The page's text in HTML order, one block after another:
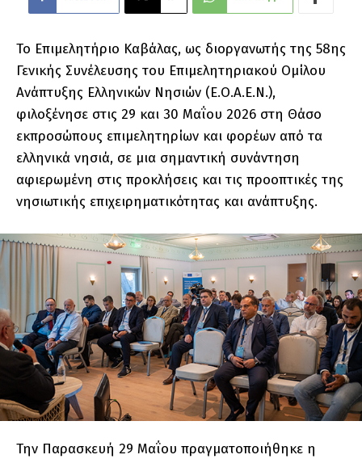
Το Επιμελητήριο Καβάλας, ως διοργανωτής της 58ης
Γενικής Συνέλευσης του Επιμελητηριακού Ομίλου
Ανάπτυξης Ελληνικών Νησιών (Ε.Ο.Α.Ε.Ν.),
φιλοξένησε στις 29 και 30 Μαΐου 2026 στη Θάσο
εκπροσώπους επιμελητηρίων και φορέων από τα
ελληνικά νησιά, σε μια σημαντική συνάντηση
αφιερωμένη στις προκλήσεις και τις προοπτικές της
νησιωτικής επιχειρηματικότητας και ανάπτυξης.
Την Παρασκευή 29 Μαΐου πραγματοποιήθηκε η